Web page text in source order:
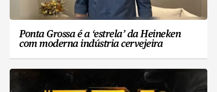
Ponta Grossa é a ‘estrela’ da Heineken
com moderna indústria cervejeira